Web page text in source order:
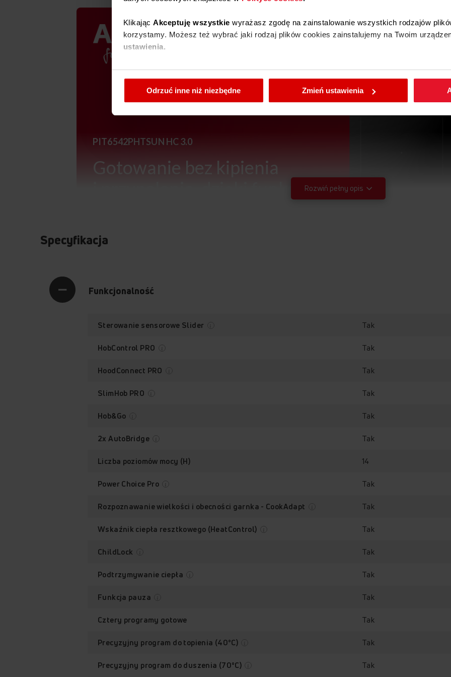
Klikając Akceptuję wszystkie wyrażasz zgodę na zainstalowanie wszystkich rodzajów
korzystamy. Możesz też wybrać jaki rodzaj plików cookies zainstalujemy na Twoim
ustawienia.
W każdej chwili możesz zmienić wybrane przez Ciebie ustawienia plików cookies wchodząc
Odrzuć inne niż niezbędne
Zmień ustawienia
PIT6542PHTSUN HC 3.0
Gotowanie bez kipienia
do topienia (40°C)
do gotowania „na
Amica PIT6542PHTSUN HC
Rozwiń pełny opis
Specyfikacja
Funkcjonalność
Sterowanie sensorowe Slider Tak
HobControl PRO Tak
HoodConnect PRO Tak
SlimHob PRO Tak
Hob&Go Tak
2x AutoBridge Tak
Liczba poziomów mocy (H) 14
Power Choice Pro Tak
Rozpoznawanie wielkości i obecności garnka - CookAdapt Tak
Wskaźnik ciepła resztkowego (HeatControl) Tak
ChildLock Tak
Podtrzymywanie ciepła Tak
Funkcja pauza Tak
Cztery programy gotowe Tak
Precyzyjny program do topienia (40°C) Tak
Precyzyjny program do duszenia (70°C) Tak